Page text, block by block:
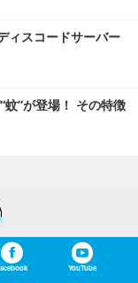
ィスコードサーバー
蚊”が登場！ その特徴
YouTube